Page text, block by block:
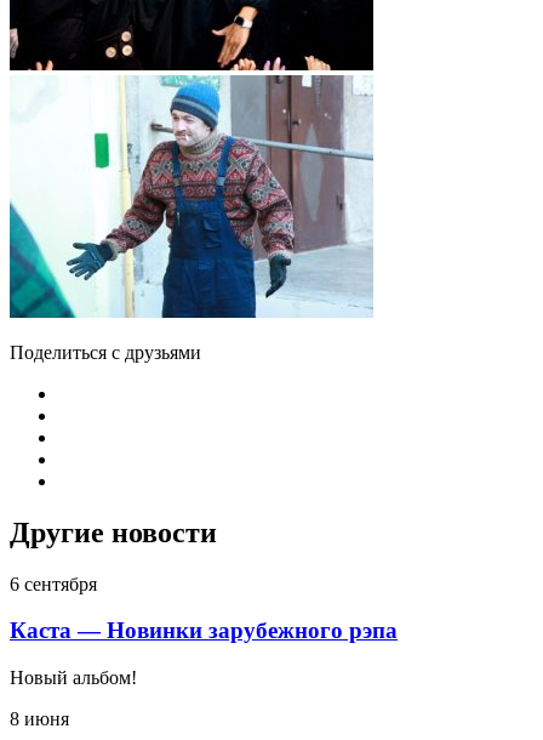
Поделиться с друзьями
Другие новости
6 сентября
Каста — Новинки зарубежного рэпа
Новый альбом!
8 июня